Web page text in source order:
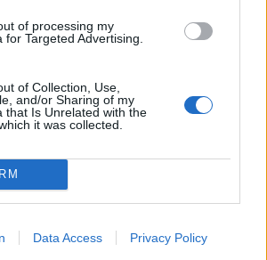
of processing my
for Targeted Advertising.
of Collection, Use,
and/or Sharing of my
that Is Unrelated with the
it was collected.
Data Access Privacy Policy